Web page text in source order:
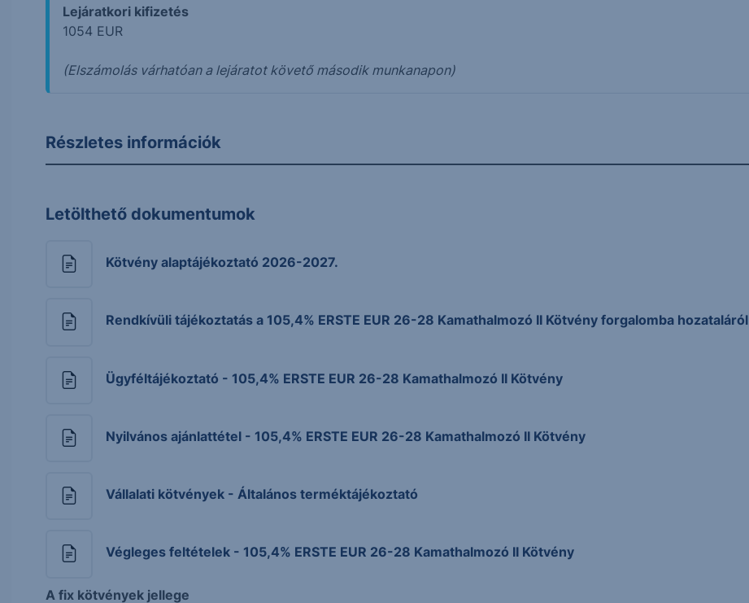
Lejáratkori kifizetés
1054 EUR
(Elszámolás várhatóan a lejáratot követő második munkanapon)
Részletes információk
Letölthető dokumentumok
Kötvény alaptájékoztató 2026-2027.
Rendkívüli tájékoztatás a 105,4% ERSTE EUR 26-28 Kamathalmozó II Kötvény forgalomba hozataláról
Ügyféltájékoztató - 105,4% ERSTE EUR 26-28 Kamathalmozó II Kötvény
Nyilvános ajánlattétel - 105,4% ERSTE EUR 26-28 Kamathalmozó II Kötvény
Vállalati kötvények - Általános terméktájékoztató
Végleges feltételek - 105,4% ERSTE EUR 26-28 Kamathalmozó II Kötvény
A fix kötvények jellege